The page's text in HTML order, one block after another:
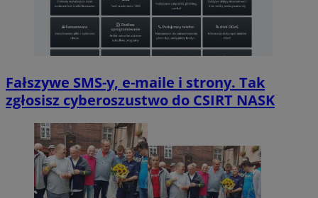
Fałszywe SMS-y, e-maile i strony. Tak
zgłosisz cyberoszustwo do CSIRT NASK